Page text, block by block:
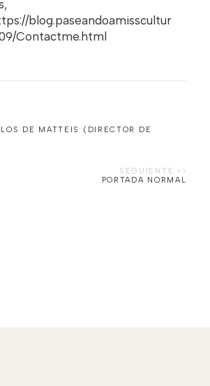
blog.paseandoamisscultur
Contactme.html
DE MATTEIS (DIRECTOR DE
PORTADA NORMAL